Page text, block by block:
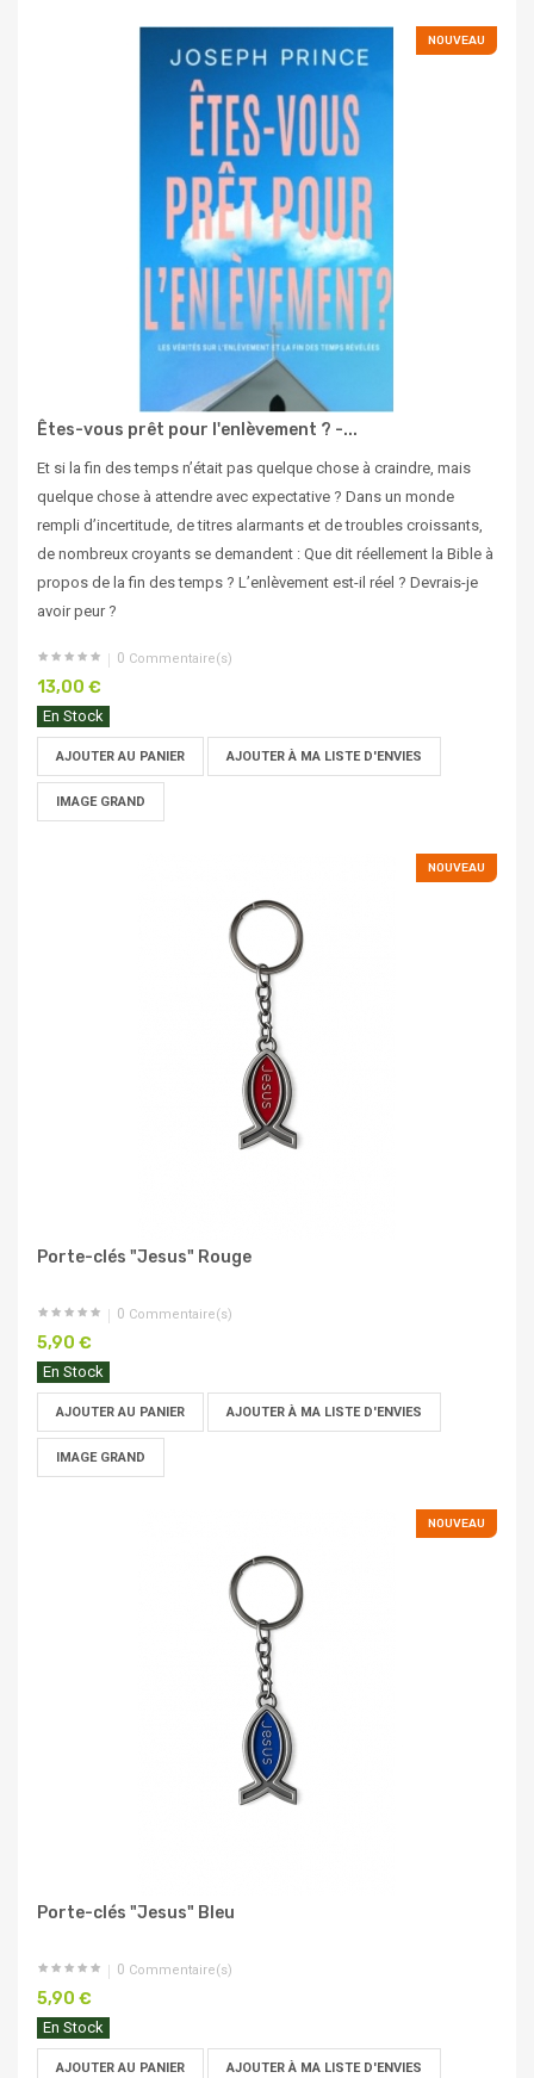
NOUVEAU
Êtes-vous prêt pour l'enlèvement ? -...
Et si la fin des temps n’était pas quelque chose à craindre, mais
quelque chose à attendre avec expectative ? Dans un monde
rempli d’incertitude, de titres alarmants et de troubles croissants,
de nombreux croyants se demandent : Que dit réellement la Bible à
propos de la fin des temps ? L’enlèvement est-il réel ? Devrais-je
avoir peur ?
0 Commentaire(s)
13,00 €
En Stock
AJOUTER AU PANIER AJOUTER À MA LISTE D'ENVIES
IMAGE GRAND
NOUVEAU
Porte-clés "Jesus" Rouge
0 Commentaire(s)
5,90 €
En Stock
AJOUTER AU PANIER AJOUTER À MA LISTE D'ENVIES
IMAGE GRAND
NOUVEAU
Porte-clés "Jesus" Bleu
0 Commentaire(s)
5,90 €
En Stock
AJOUTER AU PANIER AJOUTER À MA LISTE D'ENVIES